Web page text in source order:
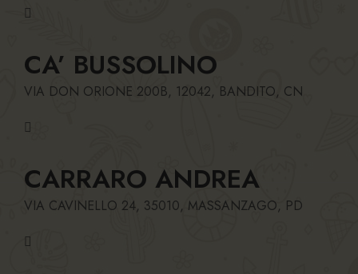
CA’ BUSSOLINO
VIA DON ORIONE 200B, 12042, BANDITO, CN
CARRARO ANDREA
VIA CAVINELLO 24, 35010, MASSANZAGO, PD